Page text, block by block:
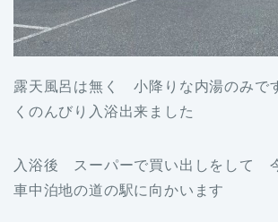
露天風呂は無く 小降りな内湯のみで
くのんびり入浴出来ました
入浴後 スーパーで買い出しをして
車中泊地の道の駅に向かいます